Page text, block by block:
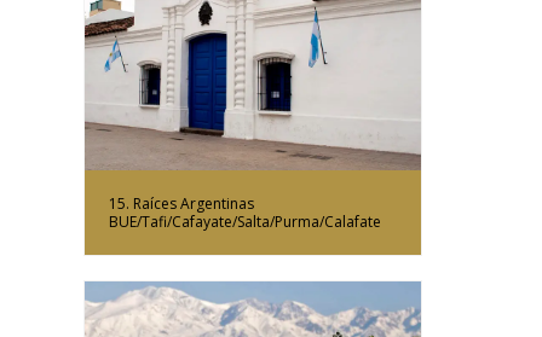
Más Información
15. Raíces Argentinas
BUE/Tafi/Cafayate/Salta/Purma/Calafate